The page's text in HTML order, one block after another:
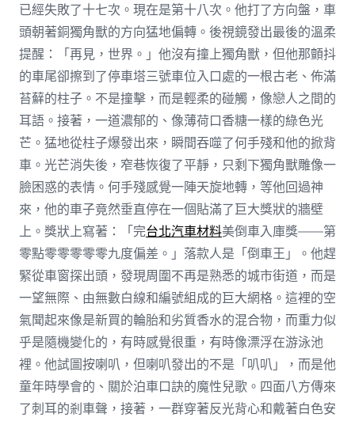
已經失敗了十七次。現在是第十八次。他打了方向盤，車
頭朝著銅獨角獸的方向猛地偏轉。後視鏡發出最後的溫柔
提醒：「再見，世界。」他沒有撞上獨角獸，但他那顫抖
的車尾卻擦到了停車塔三號車位入口處的一根古老、佈滿
苔蘚的柱子。不是撞擊，而是輕柔的碰觸，像戀人之間的
耳語。接著，一道濃郁的、像薄荷口香糖一樣的綠色光
芒。猛地從柱子爆發出來，瞬間吞噬了何手殘和他的掀背
車。光芒消失後，窄巷恢復了平靜，只剩下獨角獸雕像一
臉困惑的表情。何手殘感覺一陣天旋地轉，等他回過神
來，他的車子竟然垂直停在一個貼滿了巨大獎狀的牆壁
上。獎狀上寫著：「完台北汽車材料美倒車入庫獎——第
零點零零零零零九度偏差。」落款人是「倒車王」。他趕
緊從車窗探出頭，發現周圍不再是熟悉的城市街道，而是
一望無際、由無數白線和編號組成的巨大網格。這裡的空
氣聞起來像是新買的輪胎和劣質香水的混合物，而重力似
乎是隨機變化的，有時感覺很重，有時像漂浮在游泳池
裡。他試圖按喇叭，但喇叭發出的不是「叭叭」，而是他
童年時學會的、關於泊車口訣的魔性兒歌。四面八方傳來
了刺耳的剎車聲，接著，一群穿著反光背心和戴著白色安